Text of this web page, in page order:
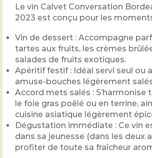
Le vin Calvet Conversation
2023 est conçu pour les
Vin de dessert : Accompagne
tartes aux fruits, les crèmes
salades de fruits exotiques.
Apéritif festif : Idéal servi seul ou
amuse-bouches légèrement
Accord mets salés : S’harmonise
le foie gras poêlé ou en terrine,
cuisine asiatique légèrement
Dégustation immédiate : Ce vin
dans sa jeunesse (dans les deux
profiter de toute sa fraîcheur